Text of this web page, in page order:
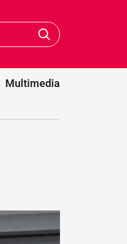
Multimedia